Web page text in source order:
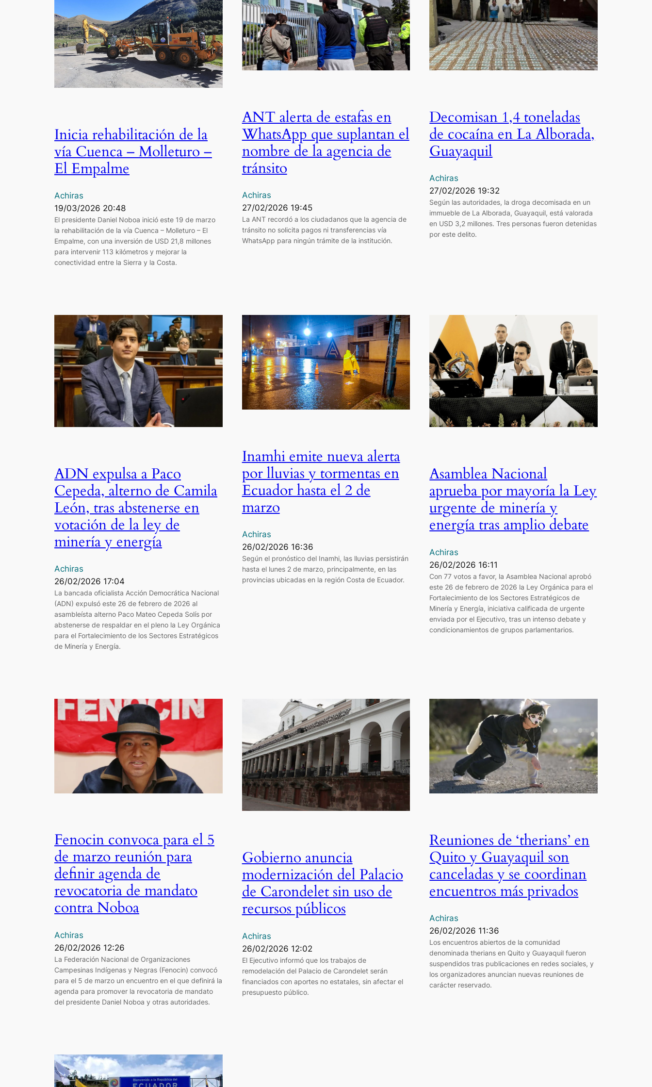
Inicia rehabilitación de la
vía Cuenca – Molleturo –
El Empalme
Achiras
19/03/2026 20:48
El presidente Daniel Noboa inició este 19 de marzo
la rehabilitación de la vía Cuenca – Molleturo – El
Empalme, con una inversión de USD 21,8 millones
para intervenir 113 kilómetros y mejorar la
conectividad entre la Sierra y la Costa.
ANT alerta de estafas en
WhatsApp que suplantan el
nombre de la agencia de
tránsito
Achiras
27/02/2026 19:45
La ANT recordó a los ciudadanos que la agencia de
tránsito no solicita pagos ni transferencias vía
WhatsApp para ningún trámite de la institución.
Decomisan 1,4 toneladas
de cocaína en La Alborada,
Guayaquil
Achiras
27/02/2026 19:32
Según las autoridades, la droga decomisada en un
immueble de La Alborada, Guayaquil, está valorada
en USD 3,2 millones. Tres personas fueron detenidas
por este delito.
ADN expulsa a Paco
Cepeda, alterno de Camila
León, tras abstenerse en
votación de la ley de
minería y energía
Achiras
26/02/2026 17:04
La bancada oficialista Acción Democrática Nacional
(ADN) expulsó este 26 de febrero de 2026 al
asambleísta alterno Paco Mateo Cepeda Solís por
abstenerse de respaldar en el pleno la Ley Orgánica
para el Fortalecimiento de los Sectores Estratégicos
de Minería y Energía.
Inamhi emite nueva alerta
por lluvias y tormentas en
Ecuador hasta el 2 de
marzo
Achiras
26/02/2026 16:36
Según el pronóstico del Inamhi, las lluvias persistirán
hasta el lunes 2 de marzo, principalmente, en las
provincias ubicadas en la región Costa de Ecuador.
Asamblea Nacional
aprueba por mayoría la Ley
urgente de minería y
energía tras amplio debate
Achiras
26/02/2026 16:11
Con 77 votos a favor, la Asamblea Nacional aprobó
este 26 de febrero de 2026 la Ley Orgánica para el
Fortalecimiento de los Sectores Estratégicos de
Minería y Energía, iniciativa calificada de urgente
enviada por el Ejecutivo, tras un intenso debate y
condicionamientos de grupos parlamentarios.
Fenocin convoca para el 5
de marzo reunión para
definir agenda de
revocatoria de mandato
contra Noboa
Achiras
26/02/2026 12:26
La Federación Nacional de Organizaciones
Campesinas Indígenas y Negras (Fenocin) convocó
para el 5 de marzo un encuentro en el que definirá la
agenda para promover la revocatoria de mandato
del presidente Daniel Noboa y otras autoridades.
Gobierno anuncia
modernización del Palacio
de Carondelet sin uso de
recursos públicos
Achiras
26/02/2026 12:02
El Ejecutivo informó que los trabajos de
remodelación del Palacio de Carondelet serán
financiados con aportes no estatales, sin afectar el
presupuesto público.
Reuniones de ‘therians’ en
Quito y Guayaquil son
canceladas y se coordinan
encuentros más privados
Achiras
26/02/2026 11:36
Los encuentros abiertos de la comunidad
denominada therians en Quito y Guayaquil fueron
suspendidos tras publicaciones en redes sociales, y
los organizadores anuncian nuevas reuniones de
carácter reservado.